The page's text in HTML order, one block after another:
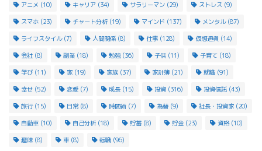
アニメ (10) キャリア (34) サラリーマン (29) ストレス (9)
スマホ (23) チャート分析 (19) マインド (137) メンタル(87)
ライフスタイル(7) 人間関係 (8) 仕事 (128) 仮想通貨 (14)
会社 (8) 副業 (18) 勉強(36) 子供 (11) 子育て (18)
学び (11) 家 (19) 家族 (37) 家計簿 (21) 就職 (91)
幸せ (52) 恋愛 (7) 成長 (15) 投資 (316) 投資信託 (43)
旅行(15) 日常(8) 時間術 (7) 為替 (9) 社長・投資家 (20)
自動車 (10) 自己分析 (18) 貯蓄 (8) 貯金 (23) 資格(10)
趣味 (8) 車 (8) 転職 (96)